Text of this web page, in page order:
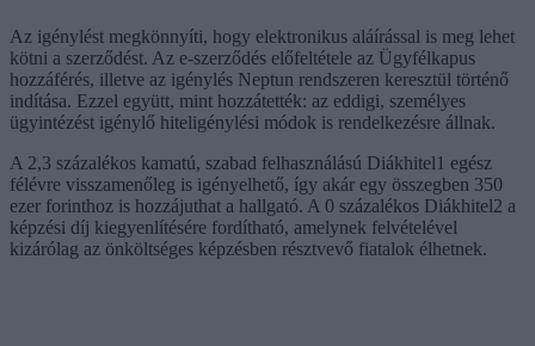
Az igénylést megkönnyíti, hogy elektronikus aláírással is meg lehet
kötni a szerződést. Az e-szerződés előfeltétele az Ügyfélkapus
hozzáférés, illetve az igénylés Neptun rendszeren keresztül történő
indítása. Ezzel együtt, mint hozzátették: az eddigi, személyes
ügyintézést igénylő hiteligénylési módok is rendelkezésre állnak.
A 2,3 százalékos kamatú, szabad felhasználású Diákhitel1 egész
félévre visszamenőleg is igényelhető, így akár egy összegben 350
ezer forinthoz is hozzájuthat a hallgató. A 0 százalékos Diákhitel2 a
képzési díj kiegyenlítésére fordítható, amelynek felvételével
kizárólag az önköltséges képzésben résztvevő fiatalok élhetnek.